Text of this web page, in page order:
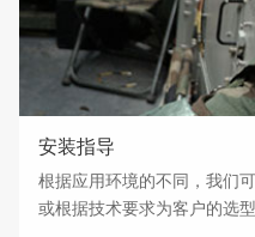
安装指导
根据应用环境的不同，我们
或根据技术要求为客户的选型